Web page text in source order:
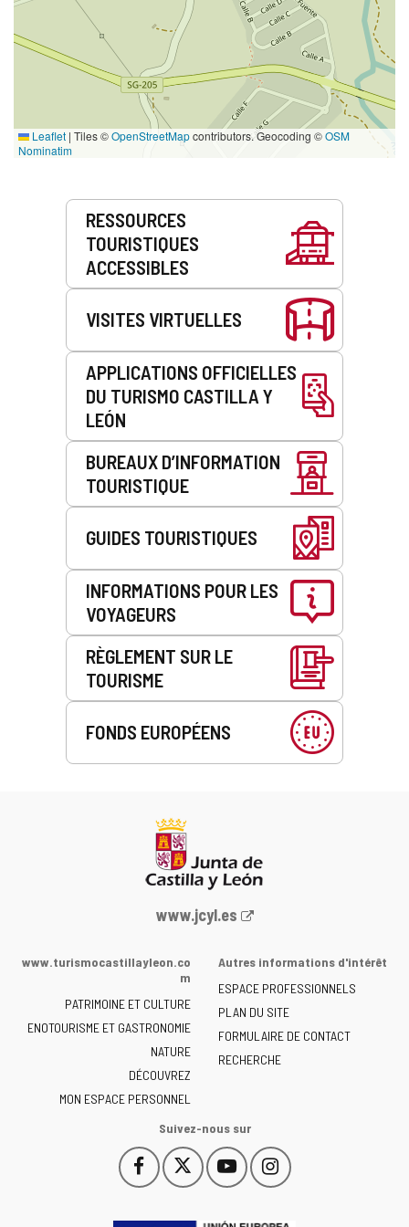
Leaflet | Tiles ©OpenStreetMapcontributors. Geocoding ©OSM
Nominatim
Prestations
RESSOURCES
TOURISTIQUES
ACCESSIBLES
VISITES VIRTUELLES
APPLICATIONS OFFICIELLES
DU TURISMO CASTILLA Y
LEÓN
BUREAUX D’INFORMATION
TOURISTIQUE
GUIDES TOURISTIQUES
INFORMATIONS POUR LES
VOYAGEURS
RÈGLEMENT SUR LE
TOURISME
FONDS EUROPÉENS
Portail
la
de
Castilla
y
León
-
www.jcyl.es
www.turismocastillayleon.co
m
PATRIMOINE ET CULTURE
ENOTOURISME ET GASTRONOMIE
NATURE
DÉCOUVREZ
MON ESPACE PERSONNEL
Autres informations d'intérêt
ESPACE PROFESSIONNELS
PLAN DU SITE
FORMULAIRE DE CONTACT
RECHERCHE
Suivez-nous sur
Facebook
Este
enlace
Este
enlace
YouTube
Este
enlace
Instagram
Este
enlace